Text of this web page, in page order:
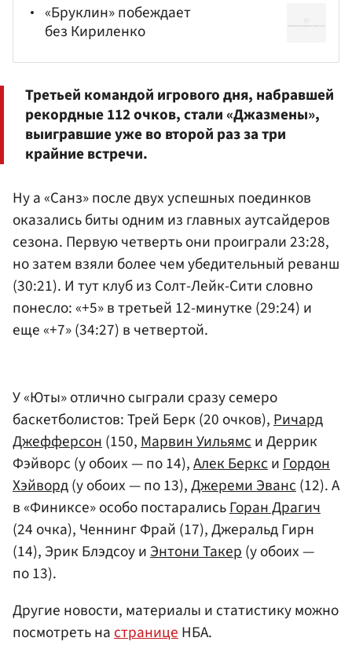
«Бруклин» побеждает
без Кириленко
Третьей командой игрового дня, набравшей
рекордные 112 очков, стали «Джазмены»,
выигравшие уже во второй раз за три
крайние встречи.
Ну а «Санз» после двух успешных поединков
оказались биты одним из главных аутсайдеров
сезона. Первую четверть они проиграли 23:28,
но затем взяли более чем убедительный реванш
(30:21). И тут клуб из Солт-Лейк-Сити словно
понесло: «+5» в третьей 12-минутке (29:24) и
еще «+7» (34:27) в четвертой.
У «Юты» отлично сыграли сразу семеро
баскетболистов: Трей Берк (20 очков), Ричард
Джефферсон (150, Марвин Уильямс и Деррик
Фэйворс (у обоих — по 14),Алек Беркс и Гордон
Хэйворд(у обоих — по 13),Джереми Эванс (12). А
в «Финиксе» особо постаралисьГоран Драгич
(24 очка), Ченнинг Фрай (17), Джеральд Гирн
(14), Эрик Блэдсоу иЭнтони Такер (у обоих —
по 13).
Другие новости, материалы и статистику можно
посмотреть настраницеНБА.